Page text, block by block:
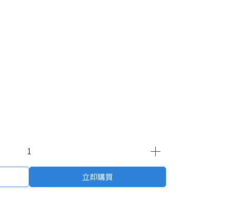
立即購買